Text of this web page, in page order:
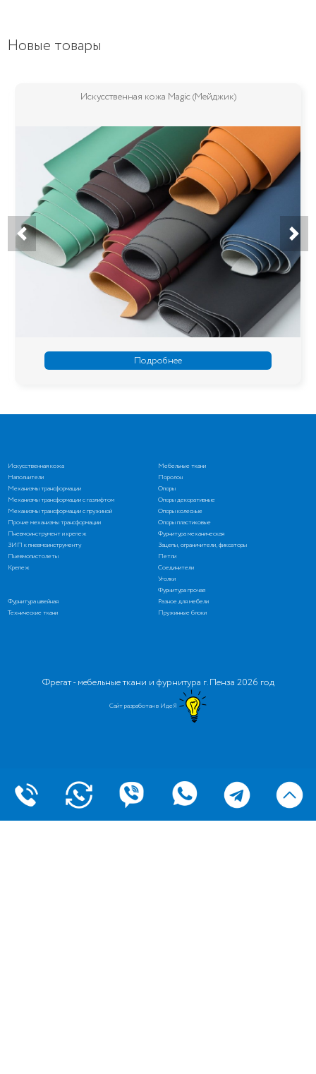
Новые товары
Мебельная ткань Stella (Стелла)
Подробнее
Искусственная кожа
Мебельные ткани
Наполнители
Поролон
Механизмы трансформации
Механизмы трансформации с газлифтом
Механизмы трансформации с пружиной
Прочие механизмы трансформации
Опоры
Опоры декоративные
Опоры колесные
Опоры пластиковые
Пневмоинструмент и крепеж
ЗИП к пневмоинструменту
Пневмопистолеты
Крепеж
Фурнитура механическая
Зацепы, ограничители, фиксаторы
Петли
Соединители
Уголки
Фурнитура прочая
Фурнитура швейная
Разное для мебели
Технические ткани
Пружинные блоки
Фрегат - мебельные ткани и фурнитура г. Пенза 2026 год
Сайт разработан в ИдеЯ